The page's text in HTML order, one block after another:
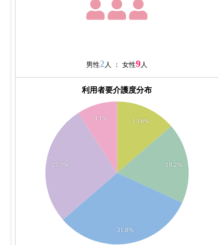
男性2 人 ： 女性9 人
利用者要介護度分布
13.6%
18.2%
31.8%
27.3%
9.1%